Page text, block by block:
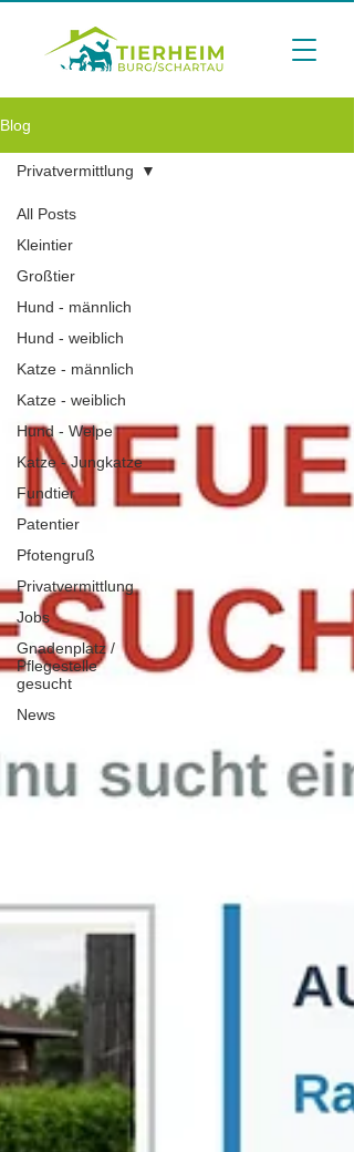
Blog
All Posts
Kleintier
Großtier
Hund - männlich
Hund - weiblich
Katze - männlich
Katze - weiblich
Hund - Welpe
Katze - Jungkatze
Fundtier
Patentier
Pfotengruß
Privatvermittlung
Jobs
Gnadenplatz /
Pflegestelle
gesucht
News
Privatvermittlung